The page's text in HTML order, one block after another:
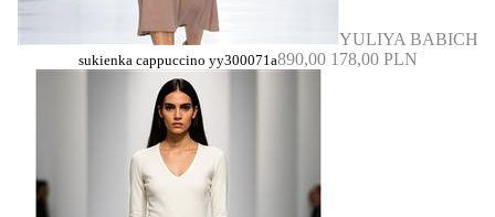
YULIYA BABICH
sukienka cappuccino yy300071a890,00 178,00 PLN